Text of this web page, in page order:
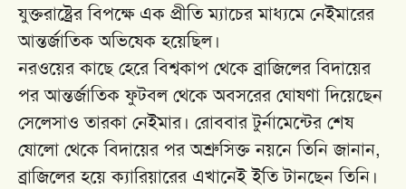
যুক্তরাষ্ট্রের বিপক্ষে এক প্রীতি ম্যাচের মাধ্যমে নেইমারের
আন্তর্জাতিক অভিষেক হয়েছিল।
নরওয়ের কাছে হেরে বিশ্বকাপ থেকে ব্রাজিলের বিদায়ের
পর আন্তর্জাতিক ফুটবল থেকে অবসরের ঘোষণা দিয়েছেন
সেলেসাও তারকা নেইমার। রোববার টুর্নামেন্টের শেষ
ষোলো থেকে বিদায়ের পর অশ্রুসিক্ত নয়নে তিনি জানান,
ব্রাজিলের হয়ে ক্যারিয়ারের এখানেই ইতি টানছেন তিনি।